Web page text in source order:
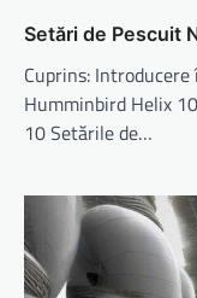
Setări de Pescuit
Cuprins:
Humminbird Helix
10 Setările de…